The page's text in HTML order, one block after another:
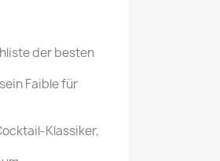
der besten
Faible für
Klassiker,